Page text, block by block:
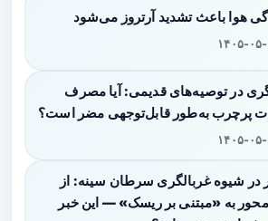
هوا باعث تشدید آرتروز می‌شود
۰۵-۱۹
در توصیه‌های قدیمی: آیا مصرف
پرچرب به‌طور قابل‌توجهی مضر است؟
۰۵-۱۹
در شیوه غربالگری سرطان سینه: از
به «مبتنی بر ریسک» — این خبر